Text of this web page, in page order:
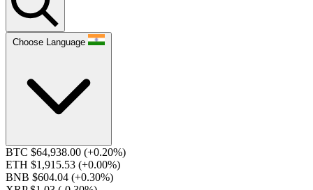
Choose Language
BTC $64,938.00 (+0.20%)
ETH $1,915.53 (+0.00%)
BNB $604.04 (+0.30%)